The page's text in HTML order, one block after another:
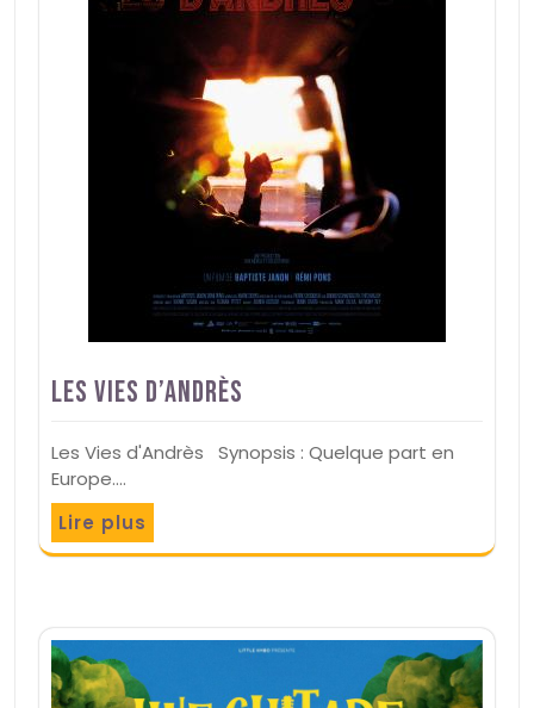
Les Vies d’Andrès
Les Vies d'Andrès Synopsis : Quelque part en
Europe.…
Lire plus